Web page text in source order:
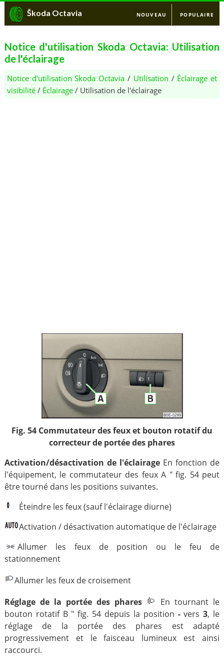
Škoda Octavia NOUVEAU POPULAIRE
Notice d'utilisation Skoda Octavia: Utilisation
de l'éclairage
Notice d'utilisation Skoda Octavia / Utilisation / Éclairage et
visibilité/ Éclairage/ Utilisation de l'éclairage
Fig. 54 Commutateur des feux et bouton rotatif du
correcteur de portée des phares
Activation/désactivation de l'éclairage En fonction de
l'équipement, le commutateur des feux A " fig. 54 peut
être tourné dans les positions suivantes.
Éteindre les feux (sauf l'éclairage diurne)
Activation / désactivation automatique de l'éclairage
Allumer les feux de position ou le feu de
stationnement
Allumer les feux de croisement
Réglage de la portée des phares
En tournant le
bouton rotatif B " fig. 54 depuis la position -vers3, le
réglage de la portée des phares est adapté
progressivement et le faisceau lumineux est ainsi
raccourci.